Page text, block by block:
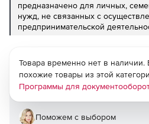
предназначено для личных,
нужд, не связанных с
предпринимательской
Товара временно нет в
похожие товары из этой
Программы для
Поможем с выбором